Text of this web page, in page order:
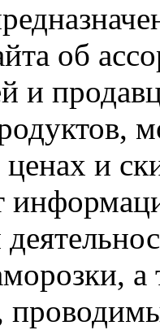
об
и
и